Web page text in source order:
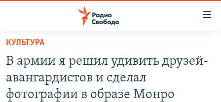
упрощенного
доступа
основному
ПОДКАСТЫ
АВТОРСКИЕ ПРОЕКТЫ
КУЛЬТУРА
В армии я решил удивить друзей-
авангардистов и сделал
фотографии в образе Монро